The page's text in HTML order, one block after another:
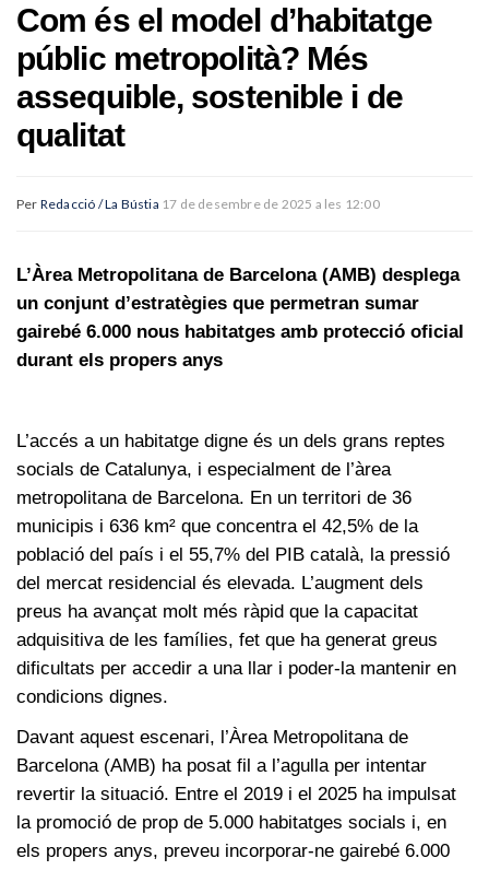
Com és el model d’habitatge
públic metropolità? Més
assequible, sostenible i de
qualitat
Per Redacció / La Bústia 17 de desembre de 2025 a les 12:00
L’Àrea Metropolitana de Barcelona (AMB) desplega
un conjunt d’estratègies que permetran sumar
gairebé 6.000 nous habitatges amb protecció oficial
durant els propers anys
L’accés a un habitatge digne és un dels grans reptes
socials de Catalunya, i especialment de l’àrea
metropolitana de Barcelona. En un territori de 36
municipis i 636 km² que concentra el 42,5% de la
població del país i el 55,7% del PIB català, la pressió
del mercat residencial és elevada. L’augment dels
preus ha avançat molt més ràpid que la capacitat
adquisitiva de les famílies, fet que ha generat greus
dificultats per accedir a una llar i poder-la mantenir en
condicions dignes.
Davant aquest escenari, l’Àrea Metropolitana de
Barcelona (AMB) ha posat fil a l’agulla per intentar
revertir la situació. Entre el 2019 i el 2025 ha impulsat
la promoció de prop de 5.000 habitatges socials i, en
els propers anys, preveu incorporar-ne gairebé 6.000